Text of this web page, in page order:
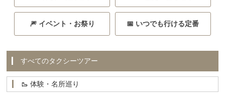
🎆 イベント・お祭り 📅 いつでも行ける定番
すべてのタクシーツアー
🥾 体験・名所巡り